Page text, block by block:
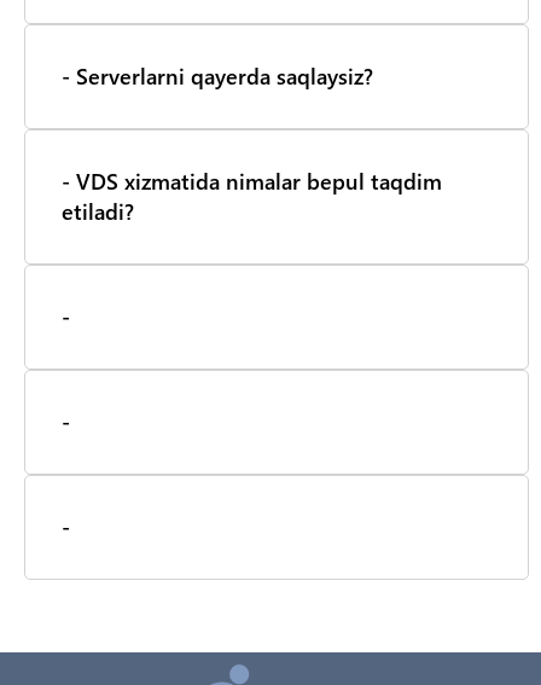
- Serverlarni qayerda saqlaysiz?
- VDS xizmatida nimalar bepul taqdim
etiladi?
-
-
-